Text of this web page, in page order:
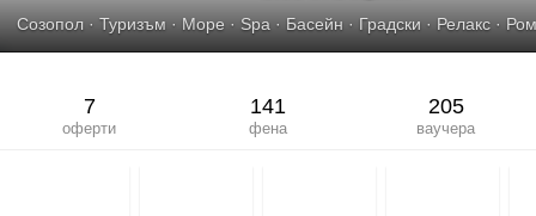
Созопол· Туризъм · Море · Spa · Басейн · Градски · Релакс ·
7
оферти
141
фена
205
ваучера